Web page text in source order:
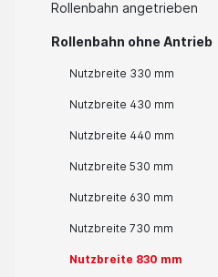
Rollenbahn angetrieben
Rollenbahn ohne Antrieb
Nutzbreite 330 mm
Nutzbreite 430 mm
Nutzbreite 440 mm
Nutzbreite 530 mm
Nutzbreite 630 mm
Nutzbreite 730 mm
Nutzbreite 830 mm